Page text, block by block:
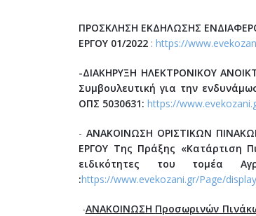
ΠΡΟΣΚΛΗΣΗ ΕΚΔΗΛΩΣΗΣ
ΕΡΓΟΥ 01/2022 : https://
-ΔΙΑΚΗΡΥΞΗ ΗΛΕΚΤΡΟΝΙΚΟΥ
Συμβουλευτική για την
ΟΠΣ 5030631: https://
-ΑΝΑΚΟΙΝΩΣΗ ΟΡΙΣΤΙΚΩΝ
ΕΡΓΟΥ Της Πράξης «Κατάρτιση
ειδικότητες του τομέα
:https://www.evekozani.gr/Page/
-ΑΝΑΚΟΙΝΩΣΗ Προσωρινών